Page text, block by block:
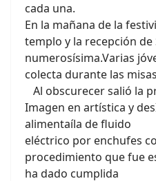
cada una.
En la mañana de la
templo y la recepción
numerosísima.Varias
colecta durante las
Al obscurecer salió la
Imagen en artística y
alimentaíla de fluido
eléctrico por enchufes
procedimiento que fue
ha dado cumplida